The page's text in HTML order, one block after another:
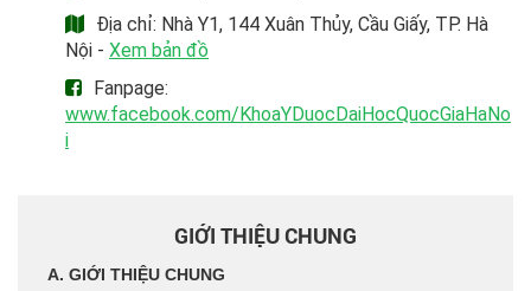
Địa chỉ: Nhà Y1, 144 Xuân Thủy, Cầu Giấy, TP. Hà
Nội - Xem bản đồ
Fanpage:
www.facebook.com/KhoaYDuocDaiHocQuocGiaHaNo
i
GIỚI THIỆU CHUNG
A. GIỚI THIỆU CHUNG